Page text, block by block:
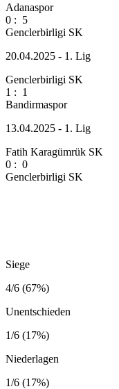
Adanaspor
0 : 5
Genclerbirligi SK
20.04.2025 - 1. Lig
Genclerbirligi SK
1 : 1
Bandirmaspor
13.04.2025 - 1. Lig
Fatih Karagümrük SK
0 : 0
Genclerbirligi SK
Siege
4/6 (67%)
Unentschieden
1/6 (17%)
Niederlagen
1/6 (17%)